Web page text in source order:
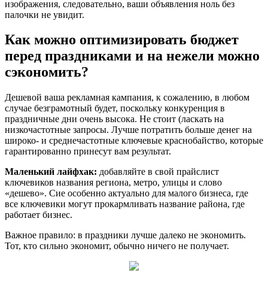
изображения, следовательно, ваши объявления ноль без
палочки не увидит.
Как можно оптимизировать бюджет
перед праздниками и на нежели можно
сэкономить?
Дешевой ваша рекламная кампания, к сожалению, в любом
случае безграмотный будет, поскольку конкуренция в
праздничные дни очень высока. Не стоит (ласкать на
низкочастотные запросы. Лучше потратить больше денег на
широко- и среднечастотные ключевые краснобайство, которые
гарантированно принесут вам результат.
Маленький лайфхак: добавляйте в свой прайслист
ключевиков названия региона, метро, улицы и слово
«дешево». Сие особенно актуально для малого бизнеса, где
все ключевики могут прокармливать название района, где
работает бизнес.
Важное правило: в праздники лучше далеко не экономить.
Тот, кто сильно экономит, обычно ничего не получает.